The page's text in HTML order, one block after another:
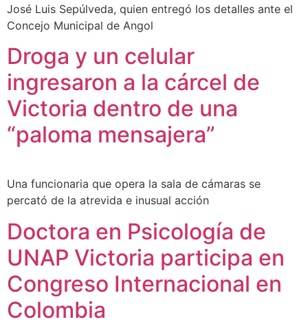
José Luis Sepúlveda, quien entregó los detalles ante el
Concejo Municipal de Angol
Droga y un celular
ingresaron a la cárcel de
Victoria dentro de una
“paloma mensajera”
Una funcionaria que opera la sala de cámaras se
percató de la atrevida e inusual acción
Doctora en Psicología de
UNAP Victoria participa en
Congreso Internacional en
Colombia